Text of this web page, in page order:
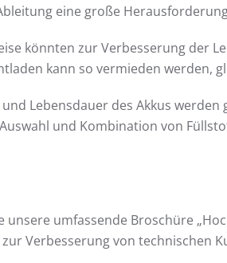
eine große
könnten zur Verbesserung der
kann so vermieden werden,
Lebensdauer des Akkus
und Kombination von
unsere umfassende Broschüre
Verbesserung von technischen